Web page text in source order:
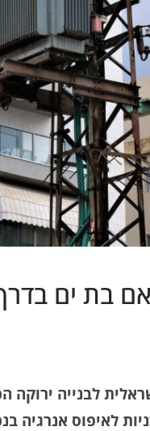
בת ים
לבנייה ירוקה
לאיפוס אנרגיה